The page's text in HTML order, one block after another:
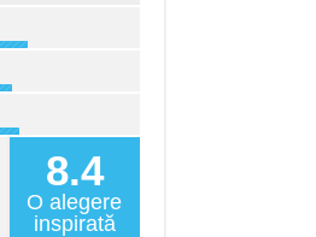
8.4
O alegere
inspirată